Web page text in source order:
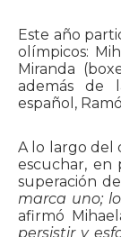
Este año
olímpicos:
Miranda
además de
español,
A lo largo del
escuchar, en
superación
marca uno;
afirmó
persistir y